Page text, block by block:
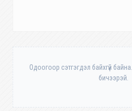
Одоогоор сэтгэгдэл байхгүй
бичээрэй.